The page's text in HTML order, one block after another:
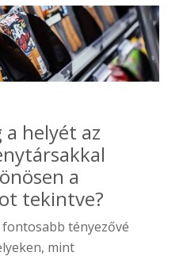
a helyét az
a
tekintve?
tényezővé
mint